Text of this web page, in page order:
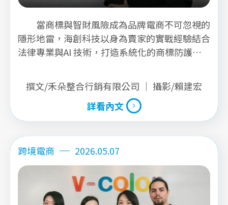
統化
當商標與智財風險成為品牌電商不可忽視的
隱形地雷，海創科技以身為賣家的實戰經驗結合
法律專業與AI 技術，打造系統化的商標防護機
撰文/禾朵整合行銷有限公司 ｜ 攝影/賴建宏
詳看內文
跨境電商
2026.05.07